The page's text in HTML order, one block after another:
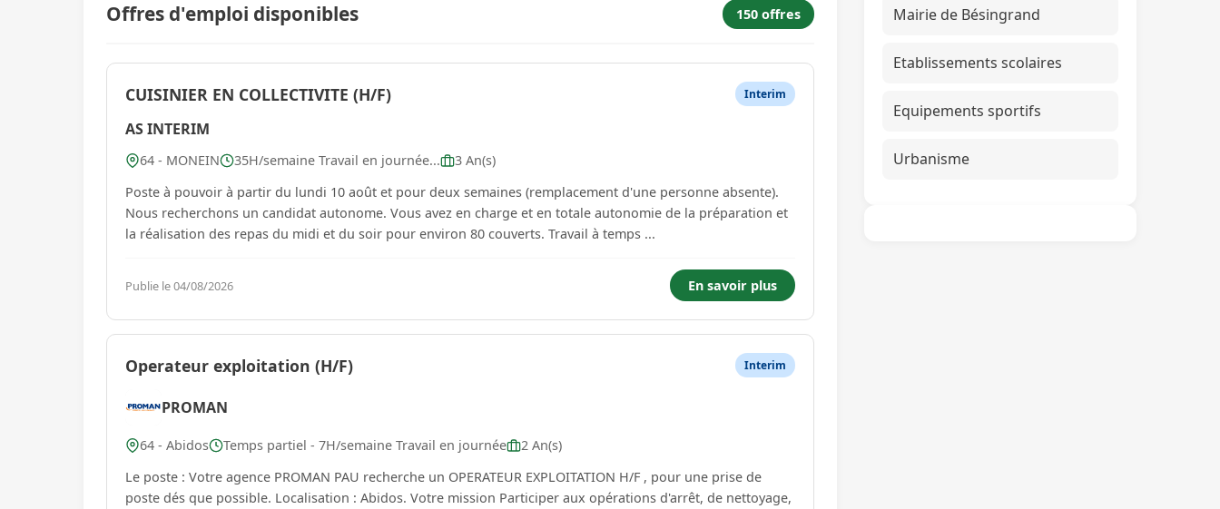
Offres d'emploi disponibles 150 offres
CUISINIER EN COLLECTIVITE (H/F) Interim
AS INTERIM
64 - MONEIN 35H/semaine Travail en journée...
3 An(s)
Poste à pouvoir à partir du lundi 10 août et pour deux semaines (remplacement d'une personne absente).
Nous recherchons un candidat autonome. Vous avez en charge et en totale autonomie de la préparation et
la réalisation des repas du midi et du soir pour environ 80 couverts. Travail à temps ...
Publie le 04/08/2026 En savoir plus
Operateur exploitation (H/F) Interim
PROMAN
64 - Abidos Temps partiel - 7H/semaine Travail en journée
2 An(s)
Le poste : Votre agence PROMAN PAU recherche un OPERATEUR EXPLOITATION H/F , pour une prise de
poste dés que possible. Localisation : Abidos. Votre mission Participer aux opérations d'arrêt, de nettoyage,
Mairie de Bésingrand
Etablissements scolaires
Equipements sportifs
Urbanisme